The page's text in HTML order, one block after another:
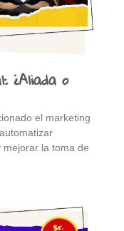
¿Aliada o
el marketing
mejorar la toma de